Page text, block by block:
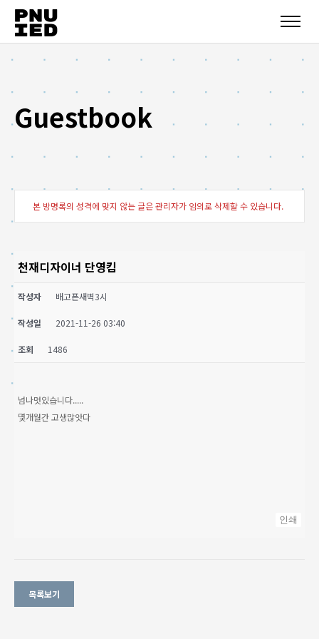
Guestbook
본 방명록의 성격에 맞지 않는 글은 관리자가 임의로 삭제할 수 있습니다.
천재디자이너 단영킴
작성자 배고픈새벽3시
작성일 2021-11-26 03:40
조회 1486
넘나멋있습니다.....
몇개월간 고생많앗다
인쇄
목록보기